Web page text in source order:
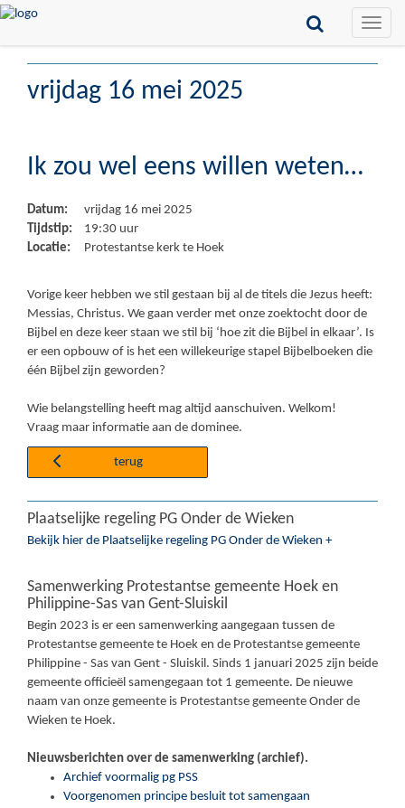
Toggle
vrijdag 16 mei 2025
Ik zou wel eens willen weten…
Datum:
vrijdag 16 mei 2025
Tijdstip:
19:30 uur
Locatie:
Protestantse kerk te Hoek
Vorige keer hebben we stil gestaan bij al de titels die Jezus heeft:
Messias, Christus. We gaan verder met onze zoektocht door de
Bijbel en deze keer staan we stil bij ‘hoe zit die Bijbel in elkaar’. Is
er een opbouw of is het een willekeurige stapel Bijbelboeken die
één Bijbel zijn geworden?
Wie belangstelling heeft mag altijd aanschuiven. Welkom!
Vraag maar informatie aan de dominee.
terug
Plaatselijke regeling PG Onder de Wieken
Bekijk hier de Plaatselijke regeling PG Onder de Wieken +
Samenwerking Protestantse gemeente Hoek en
Philippine-Sas van Gent-Sluiskil
Begin 2023 is er een samenwerking aangegaan tussen de
Protestantse gemeente te Hoek en de Protestantse gemeente
Philippine - Sas van Gent - Sluiskil. Sinds 1 januari 2025 zijn beide
gemeente officieël samengegaan tot 1 gemeente. De nieuwe
naam van onze gemeente is Protestantse gemeente Onder de
Wieken te Hoek.
Nieuwsberichten over de samenwerking (archief).
Archief voormalig pg PSS
Voorgenomen principe besluit tot samengaan